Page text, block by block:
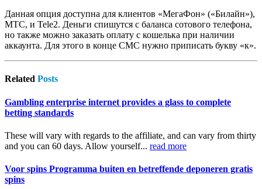
Данная опция доступна для клиентов «МегаФон» («Билайн»),
МТС, и Tele2. Деньги спишутся с баланса сотового телефона,
но также можно заказать оплату с кошелька при наличии
аккаунта. Для этого в конце СМС нужно приписать букву «к».
Related Posts
Gambling enterprise internet provides a glass to complete
betting standards
These will vary with regards to the affiliate, and can vary from thirty
and you can 60 days. Allow yourself... read more
Voor spins Programma buiten en betreffende deponeren gratis
spins